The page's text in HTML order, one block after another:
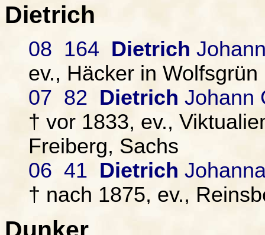
Dietrich
08 164 Dietrich
ev., Häcker in
07 82 Dietrich Johann
† vor 1833, ev.,
Freiberg, Sachs
06 41 Dietrich
† nach 1875, ev.,